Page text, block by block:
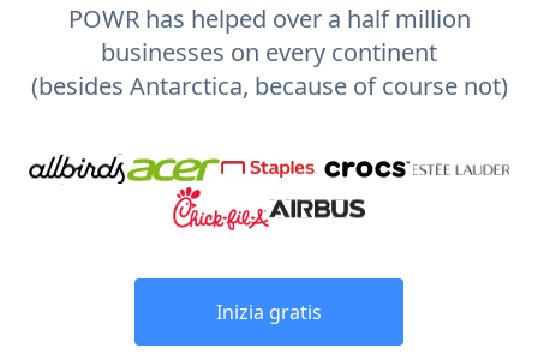
POWR has helped over a half million
businesses on every continent
(besides Antarctica, because of course not)
Inizia gratis